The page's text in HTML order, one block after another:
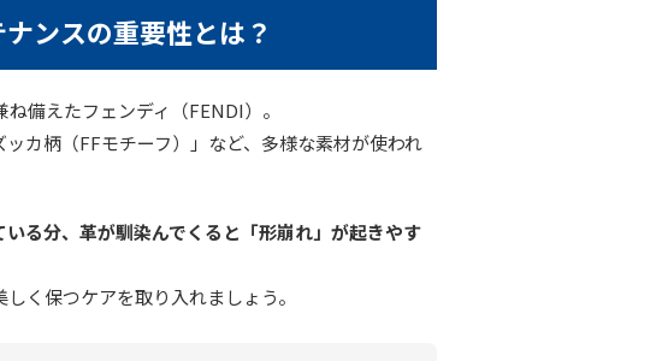
ンスの重要性とは？
備えたフェンディ（FENDI）。
カ柄（FFモチーフ）」など、多様な素材が使われ
いる分、革が馴染んでくると「形崩れ」が起きやす
く保つケアを取り入れましょう。